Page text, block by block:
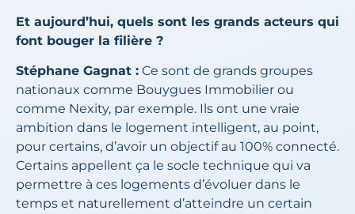
Et aujourd’hui, quels sont les grands acteurs qui
font bouger la filière ?
Stéphane Gagnat : Ce sont de grands groupes
nationaux comme Bouygues Immobilier ou
comme Nexity, par exemple. Ils ont une vraie
ambition dans le logement intelligent, au point,
pour certains, d’avoir un objectif au 100% connecté.
Certains appellent ça le socle technique qui va
permettre à ces logements d’évoluer dans le
temps et naturellement d’atteindre un certain